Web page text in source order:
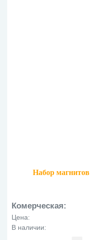
Набор
Комерческая:
Цена:
В наличии: